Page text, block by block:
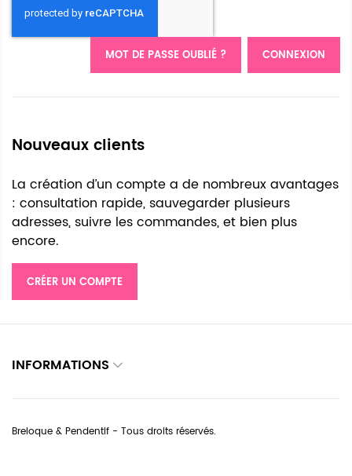
CONNEXION
MOT DE PASSE OUBLIÉ ?
Nouveaux clients
La création d’un compte a de nombreux avantages
: consultation rapide, sauvegarder plusieurs
adresses, suivre les commandes, et bien plus
encore.
CRÉER UN COMPTE
INFORMATIONS
Breloque & Pendentif - Tous droits réservés.